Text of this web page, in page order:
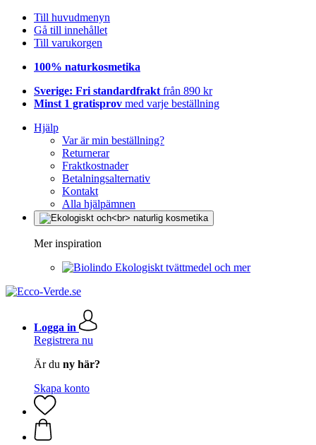
Till huvudmenyn
Gå till innehållet
Till varukorgen
100% naturkosmetika
Sverige: Fri standardfrakt från 890 kr
Minst 1 gratisprov med varje beställning
Hjälp
Var är min beställning?
Returnerar
Fraktkostnader
Betalningsalternativ
Kontakt
Alla hjälpämnen
Mer inspiration
Ekologiskt tvättmedel och mer
Logga in
Registrera nu
Är du ny här?
Skapa konto